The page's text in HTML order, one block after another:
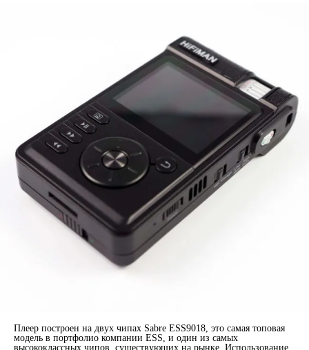
Плеер построен на двух чипах Sabre ESS9018, это самая топовая
модель в портфолио компании ESS, и один из самых
высококлассных чипов, существующих на рынке. Использование